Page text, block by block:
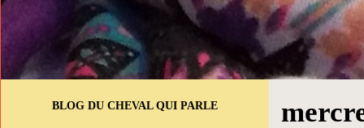
BLOG DU CHEVAL QUI PARLE